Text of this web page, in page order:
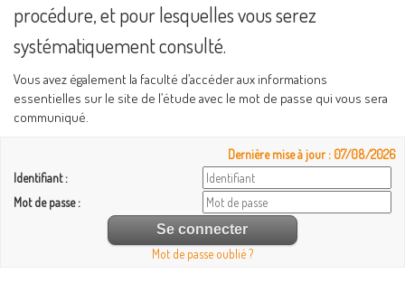
procédure, et pour lesquelles vous serez
systématiquement consulté.
Vous avez également la faculté d’accéder aux informations
essentielles sur le site de l’étude avec le mot de passe qui vous sera
communiqué.
Dernière mise à jour : 07/08/2026
Identifiant :
Mot de passe :
Mot de passe oublié ?